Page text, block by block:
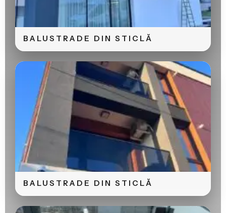
BALUSTRADE DIN STICLĂ
BALUSTRADE DIN STICLĂ